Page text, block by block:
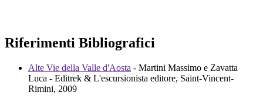
Riferimenti Bibliografici
Alte Vie della Valle d'Aosta - Martini Massimo e Zavatta
Luca - Editrek & L'escursionista editore, Saint-Vincent-
Rimini, 2009